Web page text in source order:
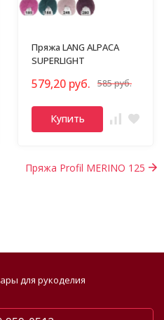
Пряжа LANG ALPACA
SUPERLIGHT
579,20 руб. 585 руб.
Купить
Пряжа Profil MERINO 125
для рукоделия